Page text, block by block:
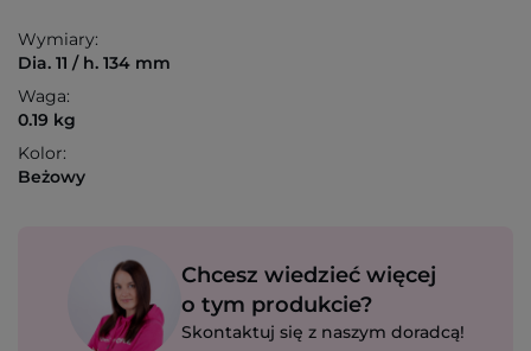
Wymiary:
Dia. 11 / h. 134 mm
Waga:
0.19 kg
Kolor:
Beżowy
Chcesz wiedzieć więcej
o tym produkcie?
Skontaktuj się z naszym doradcą!